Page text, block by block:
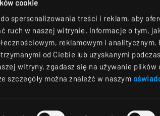
cookie
spersonalizowania treści i reklam, aby
ruch w naszej witrynie. Informacje o tym,
reklamowym i analitycznym.
od Ciebie lub uzyskanymi
witryny, zgadasz się na używanie plików
szczegóły można znaleźć w naszym